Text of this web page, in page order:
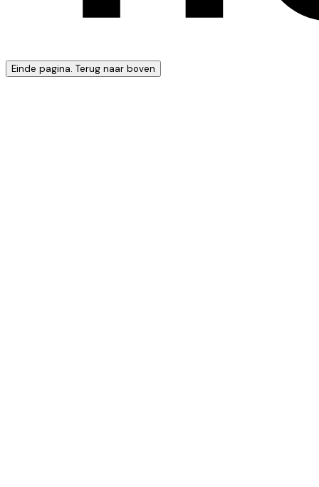
Einde pagina. Terug naar boven